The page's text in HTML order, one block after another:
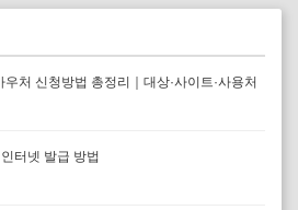
처 신청방법 총정리｜대상·사이트·사용처
터넷 발급 방법